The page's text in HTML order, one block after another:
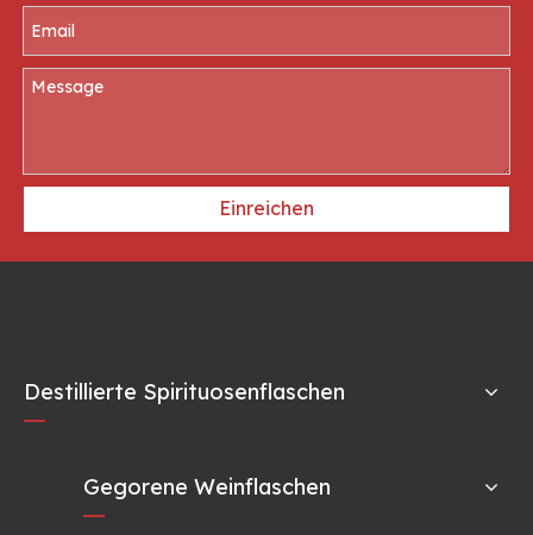
Einreichen
Destillierte Spirituosenflaschen
Gegorene Weinflaschen